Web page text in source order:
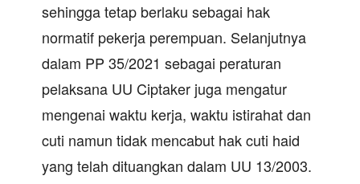
sehingga tetap berlaku sebagai hak
normatif pekerja perempuan. Selanjutnya
dalam PP 35/2021 sebagai peraturan
pelaksana UU Ciptaker juga mengatur
mengenai waktu kerja, waktu istirahat dan
cuti namun tidak mencabut hak cuti haid
yang telah dituangkan dalam UU 13/2003.